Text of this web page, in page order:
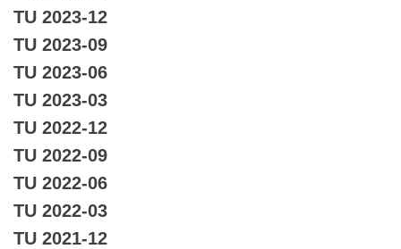
TU 2023-12
TU 2023-09
TU 2023-06
TU 2023-03
TU 2022-12
TU 2022-09
TU 2022-06
TU 2022-03
TU 2021-12